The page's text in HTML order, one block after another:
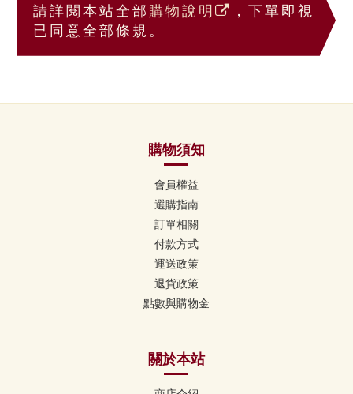
請詳閱本站全部 購物說明
，下單即視
已同意全部條規。
購物須知
會員權益
選購指南
訂單相關
付款方式
運送政策
退貨政策
點數與購物金
關於本站